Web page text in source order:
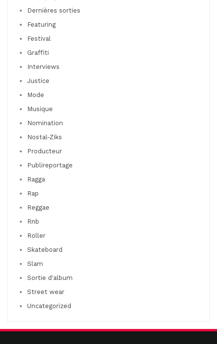
Dernières sorties
Featuring
Festival
Graffiti
Interviews
Justice
Mode
Musique
Nomination
Nostal-Ziks
Producteur
Publireportage
Ragga
Rap
Reggae
Rnb
Roller
Skateboard
Slam
Sortie d'album
Street wear
Uncategorized